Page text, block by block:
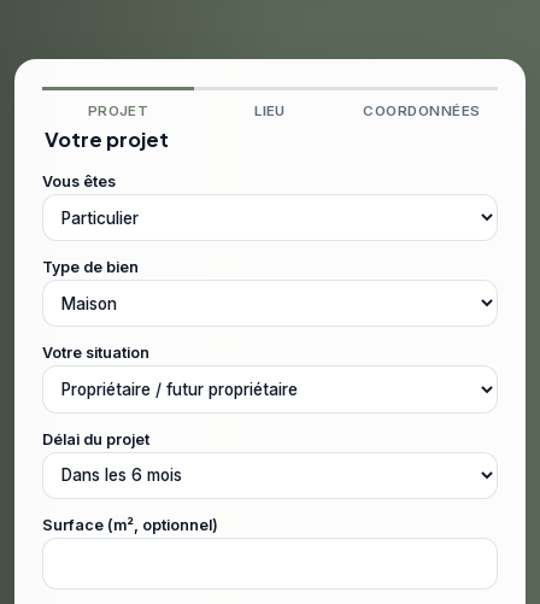
PROJET LIEU COORDONNÉES
Votre projet
Vous êtes
Type de bien
Votre situation
Délai du projet
Surface (m², optionnel)